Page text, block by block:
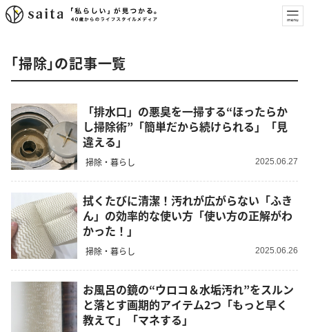
「掃除」の記事一覧
「排水口」の悪臭を一掃する“ほったらか
し掃除術”「簡単だから続けられる」「見
違える」
掃除・暮らし 2025.06.27
拭くたびに清潔！汚れが広がらない「ふき
ん」の効率的な使い方「使い方の正解がわ
かった！」
掃除・暮らし 2025.06.26
お風呂の鏡の“ウロコ＆水垢汚れ”をスルン
と落とす画期的アイテム2つ「もっと早く
教えて」「マネする」